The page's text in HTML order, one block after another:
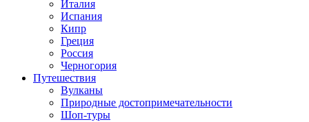
Италия
Испания
Кипр
Греция
Россия
Черногория
Путешествия
Вулканы
Природные достопримечательности
Шоп-туры